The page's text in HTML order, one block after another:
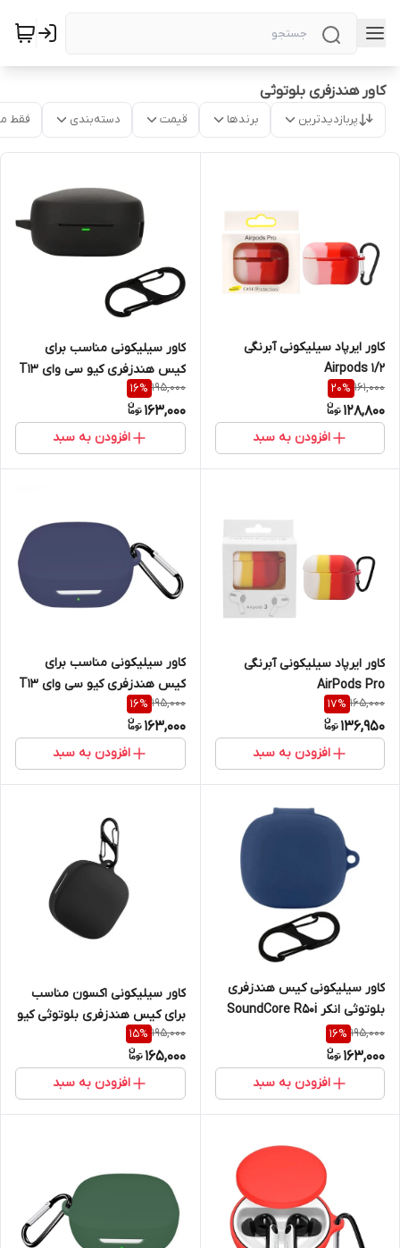
کاور هندزفری بلوتوثی
پربازدیدترین برندها قیمت دسته‌بندی فقط
کاور ایرپاد سیلیکونی آبرنگی
Airpods 1/2
161,000
20%
128,800
افزودن به سبد
کاور سیلیکونی مناسب برای
کیس هندزفری کیو سی وای T13
X
195,000
16%
163,000
افزودن به سبد
کاور ایرپاد سیلیکونی آبرنگی
AirPods Pro
165,000
17%
136,950
افزودن به سبد
کاور سیلیکونی مناسب برای
کیس هندزفری کیو سی وای T13
ANC
195,000
16%
163,000
افزودن به سبد
کاور سیلیکونی کیس هندزفری
بلوتوثی انکر SoundCore R50i
195,000
16%
163,000
افزودن به سبد
کاور سیلیکونی اکسون مناسب
برای کیس هندزفری بلوتوثی کیو
سی وای T13
195,000
15%
165,000
افزودن به سبد